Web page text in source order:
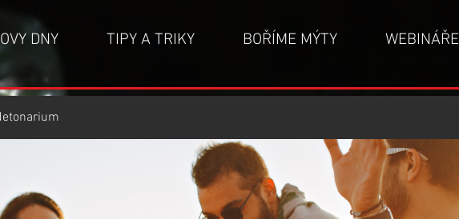
DNY TIPY A TRIKY BOŘÍME MÝTY WEBINÁŘE